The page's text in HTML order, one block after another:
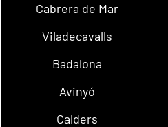
Cabrera de Mar
Viladecavalls
Badalona
Avinyó
Calders